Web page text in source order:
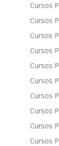
Cursos
Cursos
Cursos
Cursos
Cursos
Cursos
Cursos
Cursos
Cursos
Cursos